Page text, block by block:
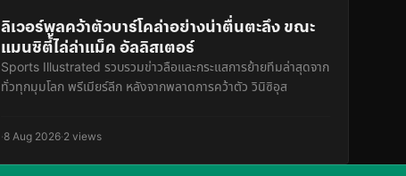
ลิเวอร์พูลคว้าตัวบาร์โคล่าอย่างน่าตื่นตะลึง ขณะ
แมนซิตี้ไล่ล่าแม็ค อัลลิสเตอร์
Sports Illustrated รวบรวมข่าวลือและกระแสการย้ายทีมล่าสุดจาก
ทั่วทุกมุมโลก พรีเมียร์ลีก หลังจากพลาดการคว้าตัว วินิซิอุส
·8 Aug 2026·2 views